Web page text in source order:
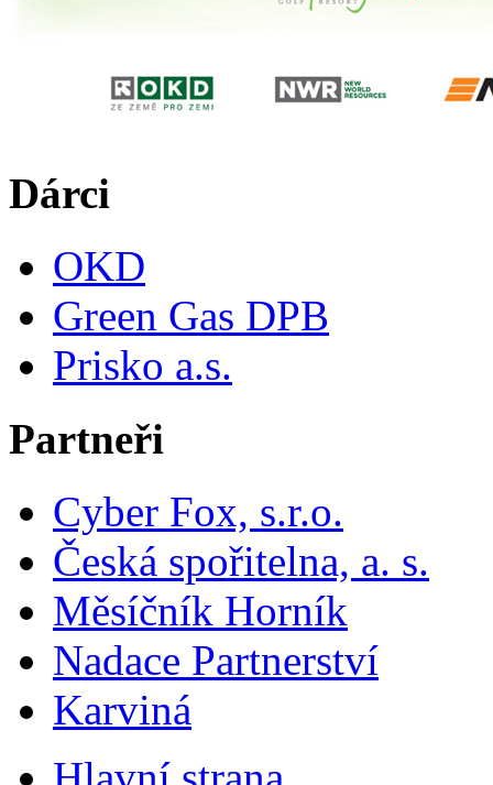
Dárci
OKD
Green Gas DPB
Prisko a.s.
Partneři
Cyber Fox, s.r.o.
Česká spořitelna, a. s.
Měsíčník Horník
Nadace Partnerství
Karviná